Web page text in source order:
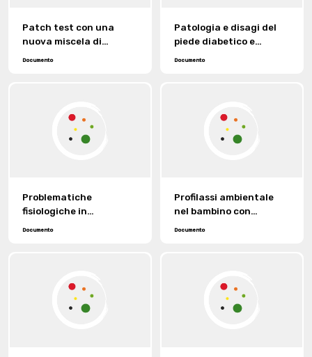
Patch test con una
nuova miscela di
coloranti dispersi.
Documento
Patologia e disagi del
piede diabetico e
materiali tessili
Documento
Problematiche
fisiologiche in
Documento
Profilassi ambientale
nel bambino con
Documento